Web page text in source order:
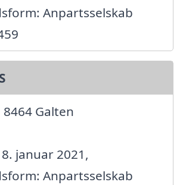
Anpartsselskab
8464 Galten
januar 2021,
Anpartsselskab